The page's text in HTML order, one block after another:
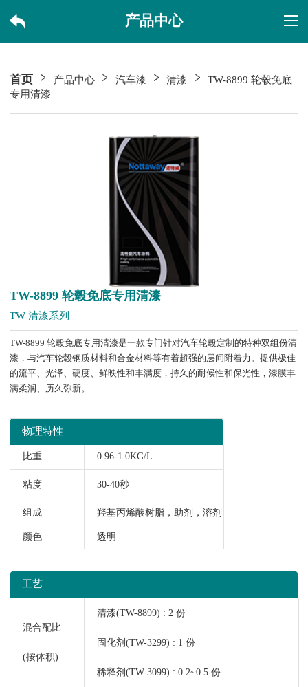
产品中心
首页 产品中心 汽车漆 清漆
TW-8899 轮毂免底
专用清漆
TW-8899 轮毂免底专用清漆
TW 清漆系列
TW-8899 轮毂免底专用清漆是一款专门针对汽车轮毂定制的特种双组份清
漆，与汽车轮毂钢质材料和合金材料等有着超强的层间附着力。提供极佳
的流平、光泽、硬度、鲜映性和丰满度，持久的耐候性和保光性，漆膜丰
满柔润、历久弥新。
物理特性
比重 0.96-1.0KG/L
粘度 30-40秒
组成 羟基丙烯酸树脂，助剂，溶剂
颜色 透明
工艺
混合配比
(按体积)
清漆(TW-8899) : 2 份
固化剂(TW-3299) : 1 份
稀释剂(TW-3099) : 0.2~0.5 份